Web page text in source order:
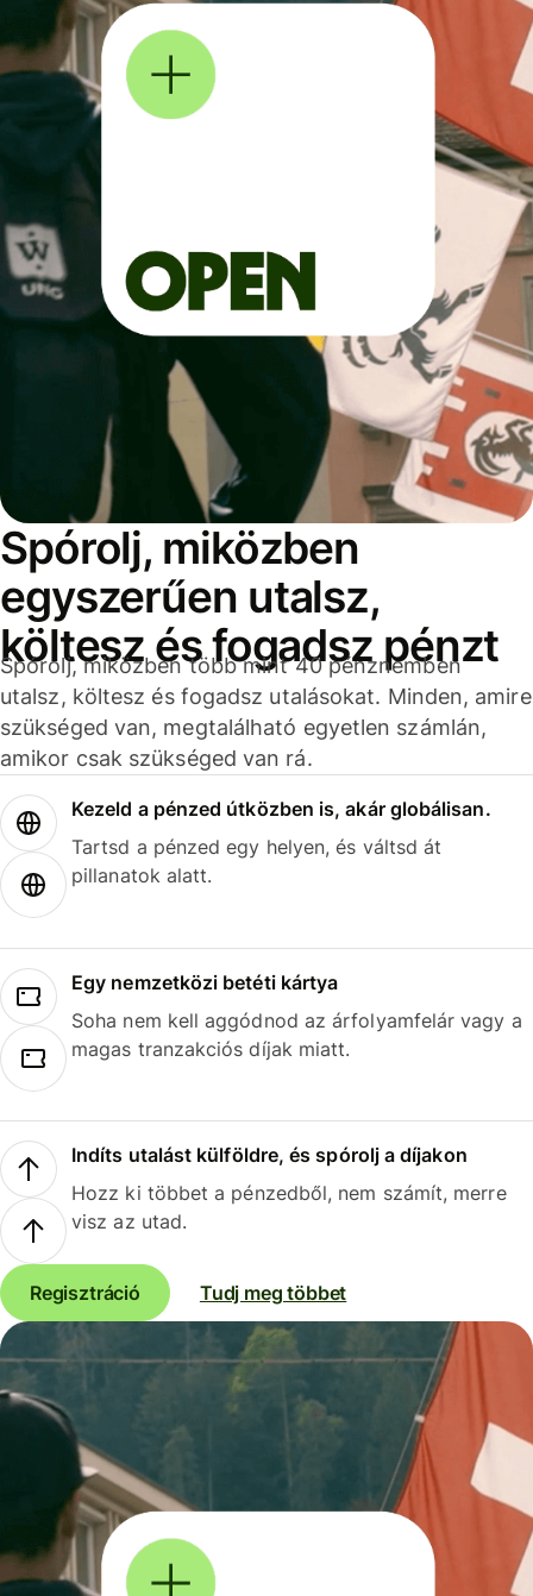
Spórolj, miközben
egyszerűen utalsz,
költesz és fogadsz pénzt
Spórolj, miközben több mint 40 pénznemben
utalsz, költesz és fogadsz utalásokat. Minden, amire
szükséged van, megtalálható egyetlen számlán,
amikor csak szükséged van rá.
Kezeld a pénzed útközben is, akár globálisan.
Tartsd a pénzed egy helyen, és váltsd át
pillanatok alatt.
Egy nemzetközi betéti kártya
Soha nem kell aggódnod az árfolyamfelár vagy a
magas tranzakciós díjak miatt.
Indíts utalást külföldre, és spórolj a díjakon
Hozz ki többet a pénzedből, nem számít, merre
visz az utad.
Regisztráció Tudj meg többet